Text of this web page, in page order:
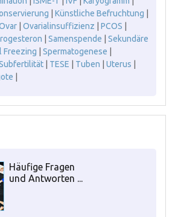
Künstliche Befruchtung
Ovarialinsuffizienz PCOS
Samenspende
Sekundäre
Freezing Spermatogenese
TESE Tuben Uterus
Häufige Fragen
und Antworten ...